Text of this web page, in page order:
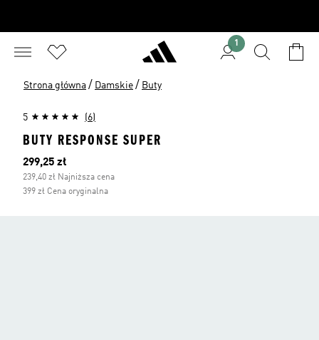
1
Strona główna / Damskie / Buty
5 (6)
BUTY RESPONSE SUPER
Bieżąca cena
299,25 zł
239,40 zł Najniższa cena
399 zł Cena oryginalna